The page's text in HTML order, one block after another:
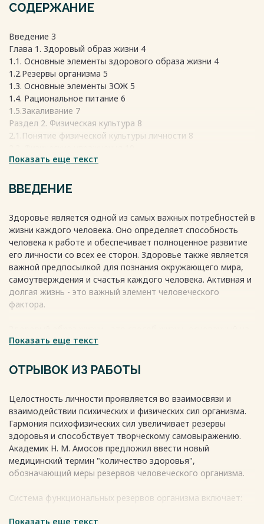
СОДЕРЖАНИЕ
Введение 3
Глава 1. Здоровый образ жизни 4
1.1. Основные элементы здорового образа жизни 4
1.2.Резервы организма 5
1.3. Основные элементы ЗОЖ 5
1.4. Рациональное питание 6
1.5.Закаливание 7
Раздел 2. Физическая культура 8
2.1.Понятие физической культуры личности 8
2.3.Гигиена физических упражнений 11
Заключение 14
Список использованной литературы. 16
Показать еще текст
ВВЕДЕНИЕ
Здоровье является одной из самых важных потребностей в
жизни каждого человека. Оно определяет способность
человека к работе и обеспечивает полноценное развитие
его личности со всех ее сторон. Здоровье также является
важной предпосылкой для познания окружающего мира,
самоутверждения и счастья каждого человека. Активная и
долгая жизнь - это важный элемент человеческого
фактора.
принципах здоровья. Он должен быть рационально
защищающим от неблагоприятных воздействий
здоровье до глубокой старости.
Согласно определению Всемирной организации
здравоохранения (B03), здоровье - это состояние
физического, духовного и социального благополучия, а не
только отсутствие болезней и физических дефектов.
Весь текст будет доступенпосле покупки
Показать еще текст
ОТРЫВОК ИЗ РАБОТЫ
Целостность личности проявляется во взаимосвязи и
взаимодействии психических и физических сил организма.
Гармония психофизических сил увеличивает резервы
здоровья и способствует творческому самовыражению.
Академик Н. М. Амосов предложил ввести новый
медицинский термин "количество здоровья",
обозначающий меры резервов человеческого организма.
Система функциональных резервов организма включает:
Показать еще текст